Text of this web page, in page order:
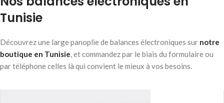
Tunisie
Découvrez une large panoplie de balances électroniques sur notre
boutique en Tunisie, et commandez par le biais du formulaire ou
par téléphone celles là qui convient le mieux à vos besoins.